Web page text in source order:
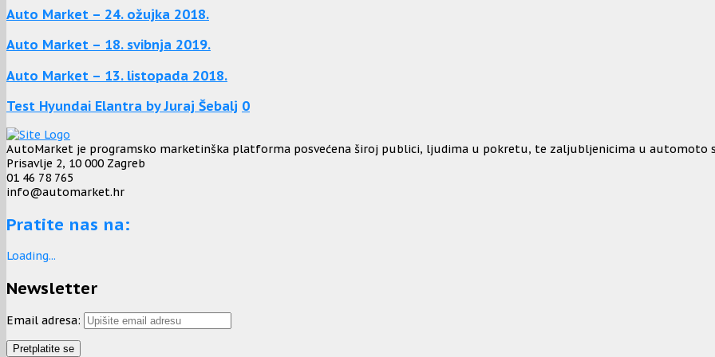
Auto Market – 24. ožujka 2018.
Auto Market – 18. svibnja 2019.
Auto Market – 13. listopada 2018.
Test Hyundai Elantra by Juraj Šebalj 0
AutoMarket je programsko marketinška platforma posvećena široj publici, ljudima u pokretu, te zaljubljenicima u automoto
Prisavlje 2, 10 000 Zagreb
01 46 78 765
info@automarket.hr
Pratite nas na:
Loading...
Newsletter
Email adresa: